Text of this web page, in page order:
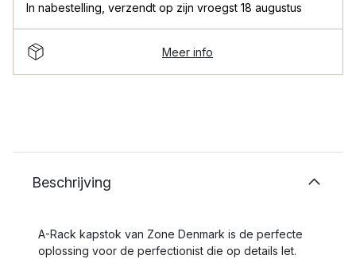
In nabestelling verzendt op zijn vroegst 18 augustus
Meer info
Beschrijving
A-Rack kapstok van Zone Denmark is de perfecte
oplossing voor de perfectionist die op details let.